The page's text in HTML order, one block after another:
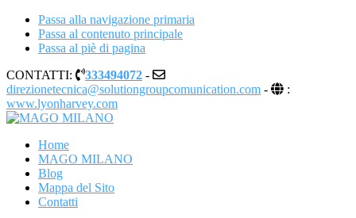
Passa alla navigazione primaria
Passa al contenuto principale
Passa al piè di pagina
CONTATTI:
333494072 -
direzionetecnica@solutiongroupcomunication.com -
:
www.lyonharvey.com
MAGO MILANO
Illusionista a Milano
Home
MAGO MILANO
Blog
Mappa del Sito
Contatti